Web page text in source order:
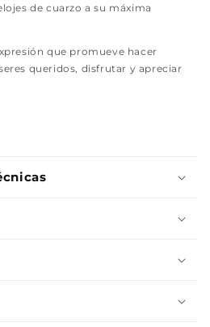
de cuarzo a su máxima
que promueve hacer
queridos, disfrutar y apreciar